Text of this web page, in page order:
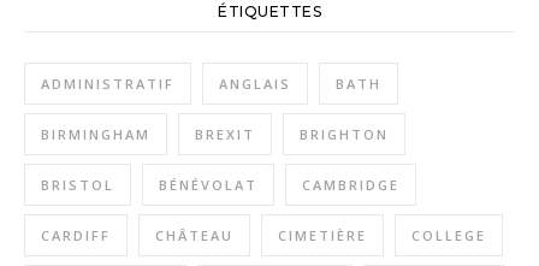
ÉTIQUETTES
ADMINISTRATIF ANGLAIS BATH
BIRMINGHAM BREXIT BRIGHTON
BRISTOL BÉNÉVOLAT CAMBRIDGE
CARDIFF CHÂTEAU CIMETIÈRE COLLEGE